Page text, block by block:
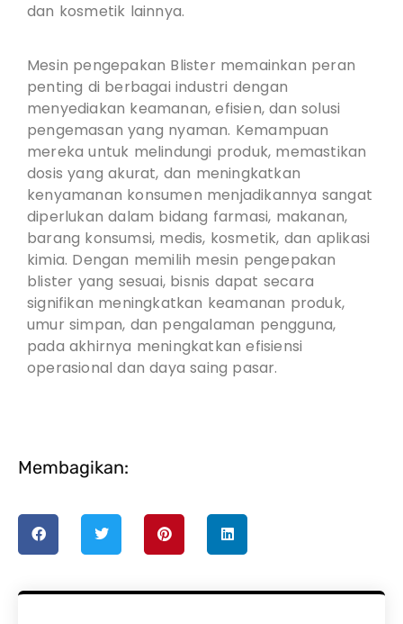
dan kosmetik lainnya.
Mesin pengepakan Blister memainkan peran
penting di berbagai industri dengan
menyediakan keamanan, efisien, dan solusi
pengemasan yang nyaman. Kemampuan
mereka untuk melindungi produk, memastikan
dosis yang akurat, dan meningkatkan
kenyamanan konsumen menjadikannya sangat
diperlukan dalam bidang farmasi, makanan,
barang konsumsi, medis, kosmetik, dan aplikasi
kimia. Dengan memilih mesin pengepakan
blister yang sesuai, bisnis dapat secara
signifikan meningkatkan keamanan produk,
umur simpan, dan pengalaman pengguna,
pada akhirnya meningkatkan efisiensi
operasional dan daya saing pasar.
Membagikan: